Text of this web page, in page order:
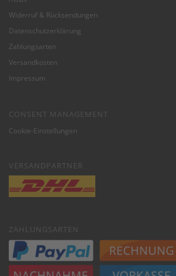
Widerruf & Rücksendungen
Datenschutzerklärung
Zahlungsarten
Versandkosten
Impressum
CONSENT MANAGEMENT
Cookie-Einstellungen
VERSANDPARTNER
ZAHLUNGSARTEN